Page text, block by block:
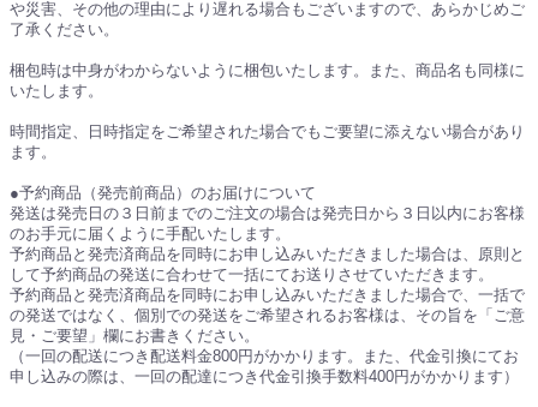
や災害、その他の理由により遅れる場合もございますので、あらかじめご
了承ください。
梱包時は中身がわからないように梱包いたします。また、商品名も同様に
いたします。
時間指定、日時指定をご希望された場合でもご要望に添えない場合があり
ます。
●予約商品（発売前商品）のお届けについて
発送は発売日の３日前までのご注文の場合は発売日から３日以内にお客様
のお手元に届くように手配いたします。
予約商品と発売済商品を同時にお申し込みいただきました場合は、原則と
して予約商品の発送に合わせて一括にてお送りさせていただきます。
予約商品と発売済商品を同時にお申し込みいただきました場合で、一括で
の発送ではなく、個別での発送をご希望されるお客様は、その旨を「ご意
見・ご要望」欄にお書きください。
（一回の配送につき配送料金800円がかかります。また、代金引換にてお
申し込みの際は、一回の配達につき代金引換手数料400円がかかります）